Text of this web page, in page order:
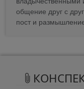
общение друг с
пост и